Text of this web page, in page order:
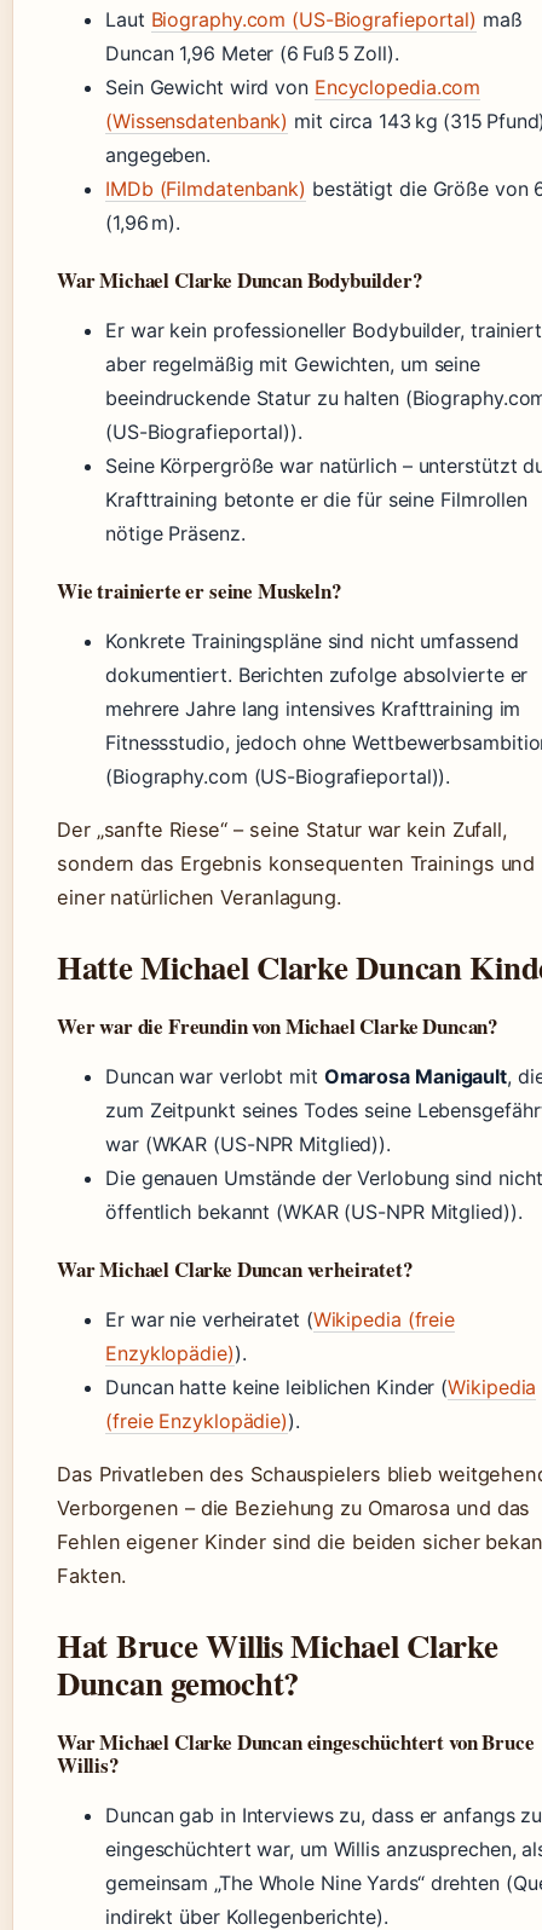
Laut Biography.com (US-Biografieportal) maß
Duncan 1,96 Meter (6 Fuß 5 Zoll).
Sein Gewicht wird von Encyclopedia.com
(Wissensdatenbank) mit circa 143 kg (315
angegeben.
IMDb (Filmdatenbank) bestätigt die Größe von
(1,96 m).
War Michael Clarke Duncan Bodybuilder?
Er war kein professioneller Bodybuilder,
aber regelmäßig mit Gewichten, um seine
beeindruckende Statur zu halten
(US-Biografieportal)).
Seine Körpergröße war natürlich – unterstützt
Krafttraining betonte er die für seine Filmrollen
nötige Präsenz.
Wie trainierte er seine Muskeln?
Konkrete Trainingspläne sind nicht umfassend
dokumentiert. Berichten zufolge absolvierte er
mehrere Jahre lang intensives Krafttraining im
Fitnessstudio, jedoch ohne
(Biography.com (US-Biografieportal)).
Der „sanfte Riese“ – seine Statur war kein Zufall,
sondern das Ergebnis konsequenten Trainings und
einer natürlichen Veranlagung.
Hatte Michael Clarke Duncan
Wer war die Freundin von Michael Clarke Duncan?
Duncan war verlobt mit Omarosa Manigault,
zum Zeitpunkt seines Todes seine
war (WKAR (US-NPR Mitglied)).
Die genauen Umstände der Verlobung sind nicht
öffentlich bekannt (WKAR (US-NPR Mitglied)).
War Michael Clarke Duncan verheiratet?
Er war nie verheiratet (Wikipedia (freie
Enzyklopädie)).
Duncan hatte keine leiblichen Kinder (Wikipedia
(freie Enzyklopädie)).
Das Privatleben des Schauspielers blieb
Verborgenen – die Beziehung zu Omarosa und das
Fehlen eigener Kinder sind die beiden sicher
Fakten.
Hat Bruce Willis Michael Clarke
Duncan gemocht?
War Michael Clarke Duncan eingeschüchtert von Bruce
Willis?
Duncan gab in Interviews zu, dass er anfangs zu
eingeschüchtert war, um Willis anzusprechen,
gemeinsam „The Whole Nine Yards“ drehten
indirekt über Kollegenberichte).